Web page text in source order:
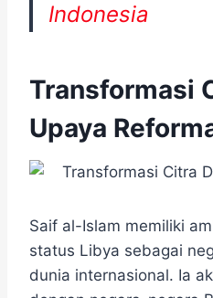
Indonesia
Transformasi
Upaya
Saif al-Islam memiliki
status Libya sebagai
dunia internasional. Ia